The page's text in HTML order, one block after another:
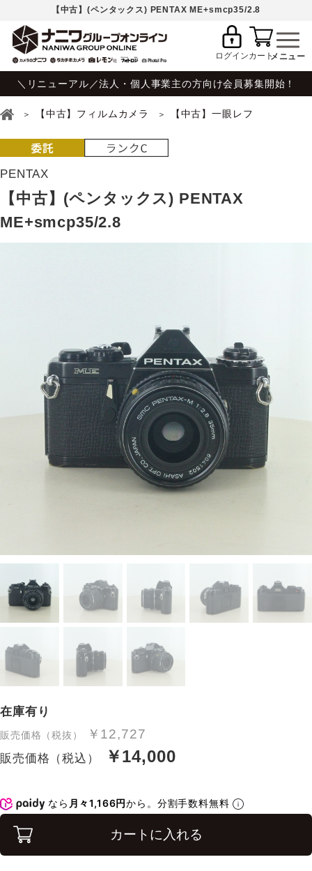
【中古】(ペンタックス) PENTAX ME+smcp35/2.8
ログインカート
＼リニューアル／法人・個人事業主の方向け会員募集開始！
【中古】フィルムカメラ 【中古】一眼レフ
PENTAX
【中古】(ペンタックス) PENTAX
ME+smcp35/2.8
在庫有り
販売価格（税抜） ￥12,727
販売価格（税込） ￥14,000
なら 月々1,166円から。分割手数料無料
カートに入れる